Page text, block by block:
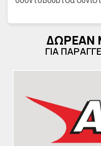
απολαμβάνουν έναν
Την τεχνική αυτή
ειδικός επιστήμονας
Σεντελμάγιερ και
ουλοδοντική σχισμή.
- Εφαρμόζει στην
- Ινες CUREN® με
ΔΩΡΕΑΝ
ΓΙΑ